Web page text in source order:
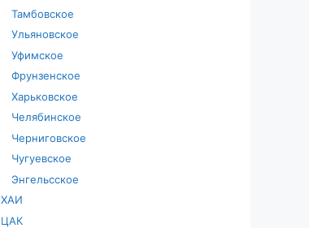
Тамбовское
Ульяновское
Уфимское
Фрунзенское
Харьковское
Челябинское
Черниговское
Чугуевское
Энгельсское
ХАИ
ЦАК